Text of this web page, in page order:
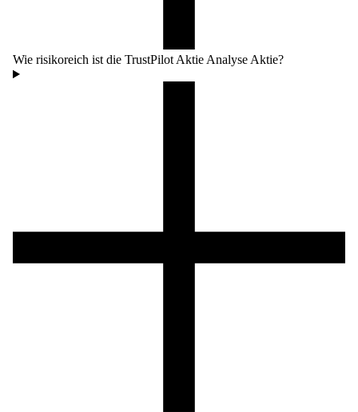
Wie risikoreich ist die TrustPilot Aktie Analyse Aktie?